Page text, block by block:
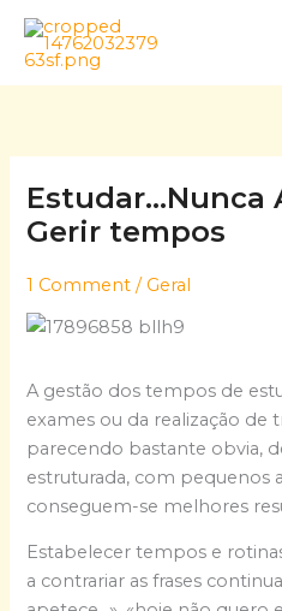
Skip
content
Estudar…Nunca
Gerir tempos
1 Comment / Geral
A gestão dos tempos de
exames ou da realização de
parecendo bastante obvia,
estruturada, com pequenos
conseguem-se melhores
Estabelecer tempos e
a contrariar as frases